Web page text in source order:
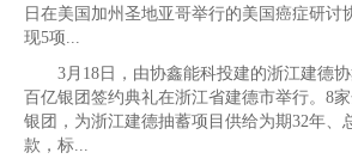
日在美国加州圣地亚哥举行的美国癌症研讨
现5项...
3月18日，由协鑫能科投建的浙江建德协
百亿银团签约典礼在浙江省建德市举行。8
银团，为浙江建德抽蓄项目供给为期32年、
款，标...